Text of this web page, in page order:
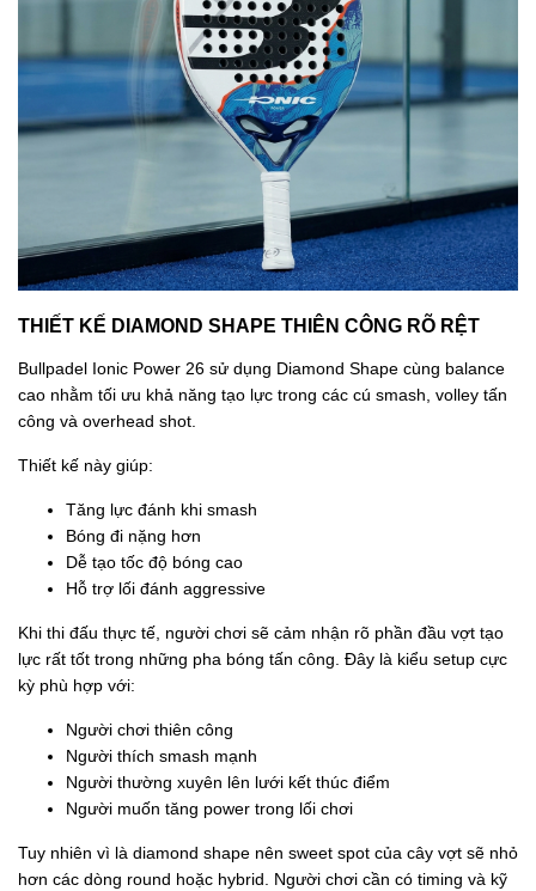
THIẾT KẾ DIAMOND SHAPE THIÊN CÔNG RÕ RỆT
Bullpadel Ionic Power 26 sử dụng Diamond Shape cùng balance
cao nhằm tối ưu khả năng tạo lực trong các cú smash, volley tấn
công và overhead shot.
Thiết kế này giúp:
Tăng lực đánh khi smash
Bóng đi nặng hơn
Dễ tạo tốc độ bóng cao
Hỗ trợ lối đánh aggressive
Khi thi đấu thực tế, người chơi sẽ cảm nhận rõ phần đầu vợt tạo
lực rất tốt trong những pha bóng tấn công. Đây là kiểu setup cực
kỳ phù hợp với:
Người chơi thiên công
Người thích smash mạnh
Người thường xuyên lên lưới kết thúc điểm
Người muốn tăng power trong lối chơi
Tuy nhiên vì là diamond shape nên sweet spot của cây vợt sẽ nhỏ
hơn các dòng round hoặc hybrid. Người chơi cần có timing và kỹ